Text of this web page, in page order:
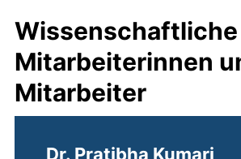
Wissenschaftliche
Mitarbeiterinnen
Mitarbeiter
Dr. Pratibha Kumari